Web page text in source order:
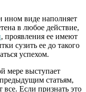
ином виде наполняет
в любое действие,
, проявления ее имеют
сузить ее до такого
успехом.
мере выступает
статьям,
Если признать это